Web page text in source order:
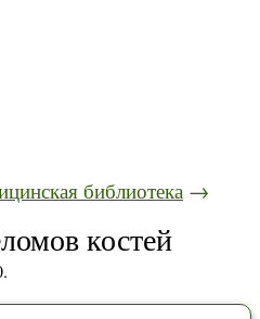
библиотека →
костей